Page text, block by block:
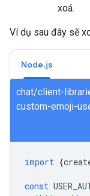
xoá.
Ví dụ sau đây sẽ
Node.js
chat/client-
custom-emoji-
import {
const